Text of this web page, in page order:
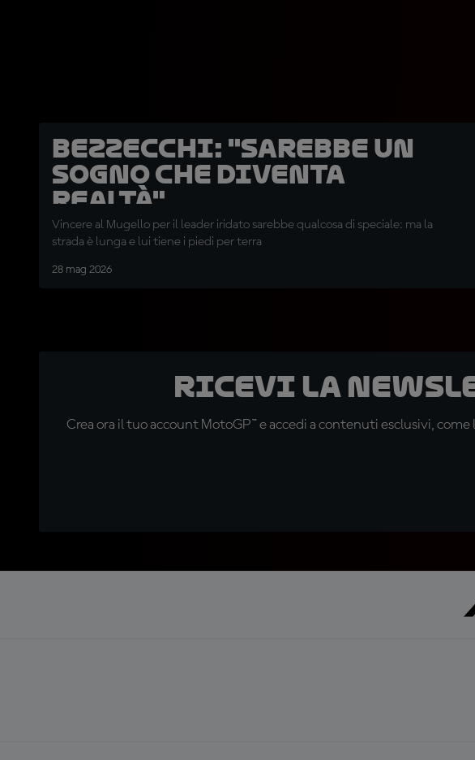
Bezzecchi: "Sarebbe un
sogno che diventa
realtà"
Vincere al Mugello per il leader iridato sarebbe qualcosa di speciale: ma la
strada è lunga e lui tiene i piedi per terra
28 mag 2026
Ricevi la
Crea ora il tuo account MotoGP™ e accedi a contenuti esclusivi,